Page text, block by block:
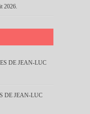
2026.
DE JEAN-LUC
DE JEAN-LUC